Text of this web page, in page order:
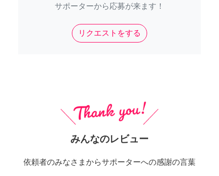
サポーターから応募が来ます！
リクエストをする
みんなのレビュー
依頼者のみなさまからサポーターへの感謝の言葉